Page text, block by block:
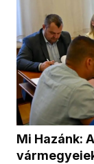
Mi Hazánk: